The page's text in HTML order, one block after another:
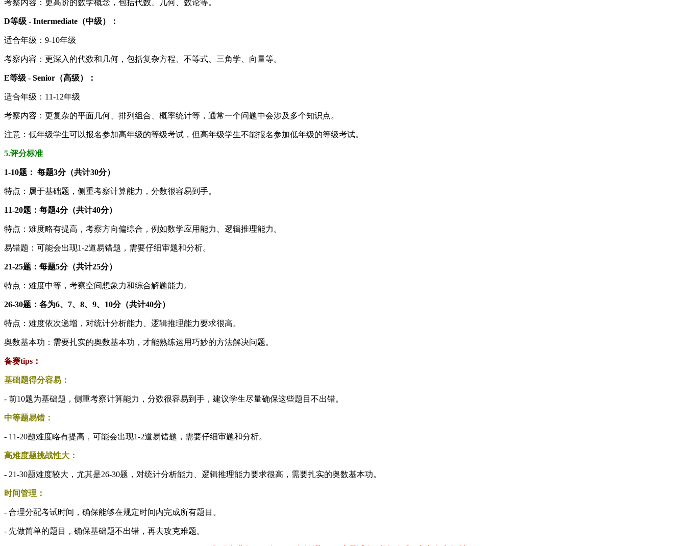
考察内容：更高阶的数学概念，包括代数、几何、数论等。
D等级 - Intermediate（中级）：
适合年级：9-10年级
考察内容：更深入的代数和几何，包括复杂方程、不等式、三角学、向量等。
E等级 - Senior（高级）：
适合年级：11-12年级
考察内容：更复杂的平面几何、排列组合、概率统计等，通常一个问题中会涉及多个知识点。
注意：低年级学生可以报名参加高年级的等级考试，但高年级学生不能报名参加低年级的等级考试。
5.评分标准
1-10题： 每题3分（共计30分）
特点：属于基础题，侧重考察计算能力，分数很容易到手。
11-20题：每题4分（共计40分）
特点：难度略有提高，考察方向偏综合，例如数学应用能力、逻辑推理能力。
易错题：可能会出现1-2道易错题，需要仔细审题和分析。
21-25题：每题5分（共计25分）
特点：难度中等，考察空间想象力和综合解题能力。
26-30题：各为6、7、8、9、10分（共计40分）
特点：难度依次递增，对统计分析能力、逻辑推理能力要求很高。
奥数基本功：需要扎实的奥数基本功，才能熟练运用巧妙的方法解决问题。
备赛tips：
基础题得分容易：
- 前10题为基础题，侧重考察计算能力，分数很容易到手，建议学生尽量确保这些题目不出错。
中等题易错：
- 11-20题难度略有提高，可能会出现1-2道易错题，需要仔细审题和分析。
高难度题挑战性大：
- 21-30题难度较大，尤其是26-30题，对统计分析能力、逻辑推理能力要求很高，需要扎实的奥数基本功。
时间管理：
- 合理分配考试时间，确保能够在规定时间内完成所有题目。
- 先做简单的题目，确保基础题不出错，再去攻克难题。